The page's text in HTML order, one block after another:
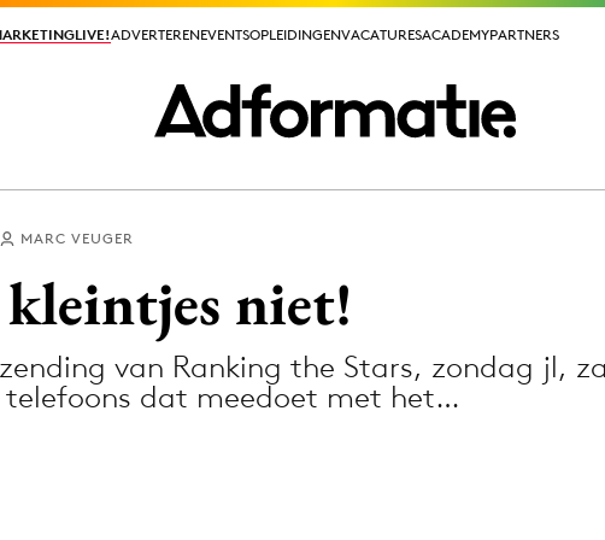
ADVERTERENEVENTSOPLEIDINGENVACATURESACADEMYPARTNERS
ADVERTERENEVENTSOPLEIDINGENVACATURESACADEMYPARTNERS
MARC VEUGER
niet!
van Ranking the Stars, zondag jl,
dat meedoet met het…